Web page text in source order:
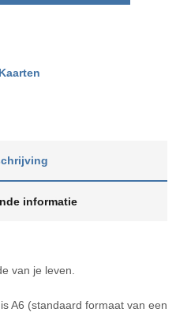
Kaarten
informatie
van je leven.
A6 (standaard formaat van een